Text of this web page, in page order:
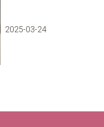
2025-03-24